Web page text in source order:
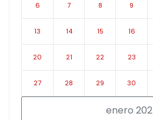
enero
6 7 8 9
13 14 15 16
20 21 22 23
27 28 29 30